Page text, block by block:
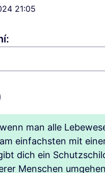
21:05
man alle
einfachsten mit
dich ein
Menschen